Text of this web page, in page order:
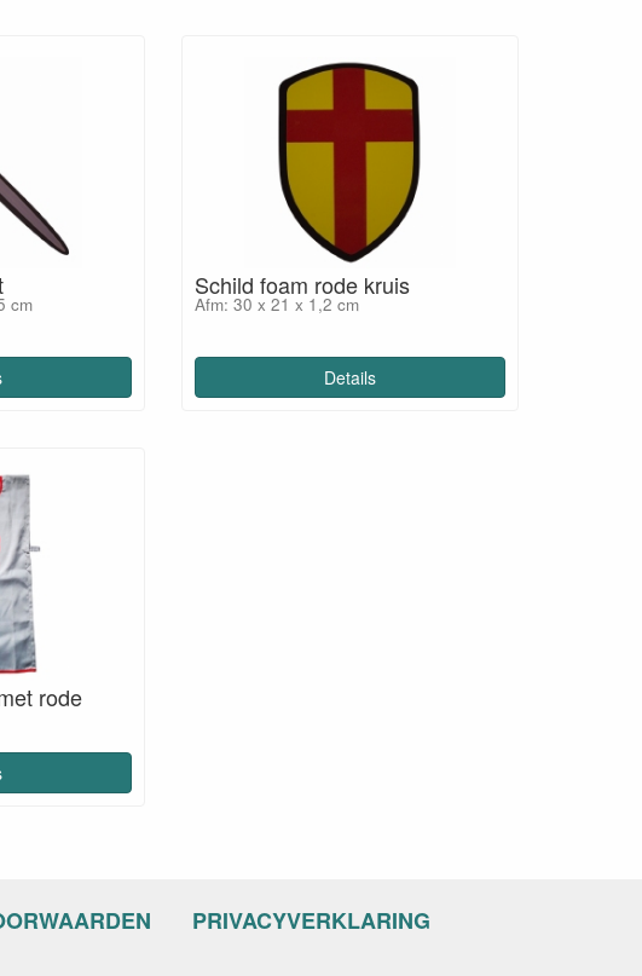
cm
Schild foam rode kruis
Afm: 30 x 21 x 1,2 cm
Details
rode
PRIVACYVERKLARING